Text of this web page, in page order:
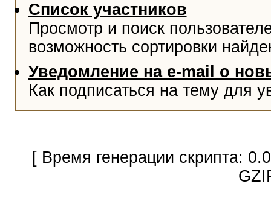
Список участников
Просмотр и поиск
возможность сортировки
Уведомление на e-mail о
Как подписаться на тему для
[ Время генерации скрипта: